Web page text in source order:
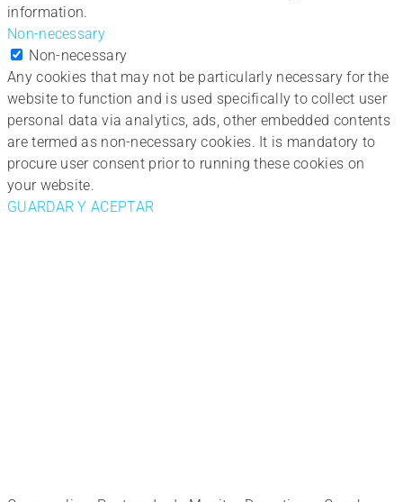
information.
Non-necessary
Non-necessary
Any cookies that may not be particularly necessary for the
website to function and is used specifically to collect user
personal data via analytics, ads, other embedded contents
are termed as non-necessary cookies. It is mandatory to
procure user consent prior to running these cookies on
your website.
GUARDAR Y ACEPTAR